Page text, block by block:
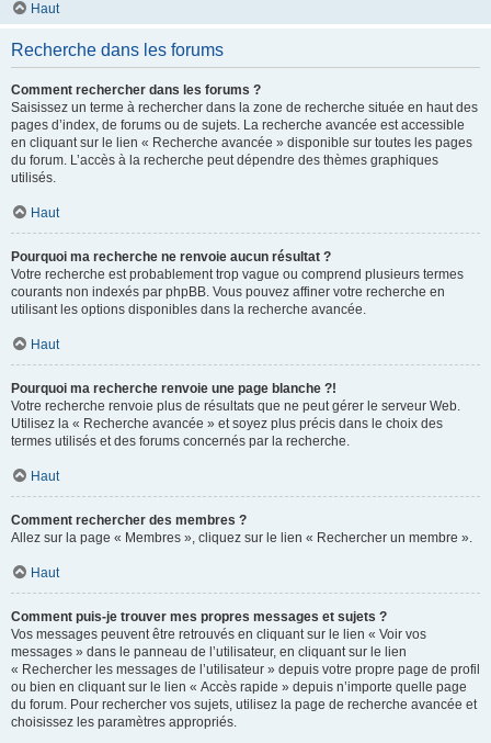
Haut
Recherche dans les forums
Comment rechercher dans les forums ?
Saisissez un terme à rechercher dans la zone de recherche située en haut des
pages d’index, de forums ou de sujets. La recherche avancée est accessible
en cliquant sur le lien « Recherche avancée » disponible sur toutes les pages
du forum. L’accès à la recherche peut dépendre des thèmes graphiques
utilisés.
Haut
Pourquoi ma recherche ne renvoie aucun résultat ?
Votre recherche est probablement trop vague ou comprend plusieurs termes
courants non indexés par phpBB. Vous pouvez affiner votre recherche en
utilisant les options disponibles dans la recherche avancée.
Haut
Pourquoi ma recherche renvoie une page blanche ?!
Votre recherche renvoie plus de résultats que ne peut gérer le serveur Web.
Utilisez la « Recherche avancée » et soyez plus précis dans le choix des
termes utilisés et des forums concernés par la recherche.
Haut
Comment rechercher des membres ?
Allez sur la page « Membres », cliquez sur le lien « Rechercher un membre ».
Haut
Comment puis-je trouver mes propres messages et sujets ?
Vos messages peuvent être retrouvés en cliquant sur le lien « Voir vos
messages » dans le panneau de l’utilisateur, en cliquant sur le lien
« Rechercher les messages de l’utilisateur » depuis votre propre page de profil
ou bien en cliquant sur le lien « Accès rapide » depuis n’importe quelle page
du forum. Pour rechercher vos sujets, utilisez la page de recherche avancée et
choisissez les paramètres appropriés.